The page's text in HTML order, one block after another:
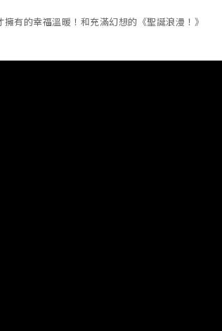
有的幸福溫暖！和充滿幻想的《聖誕浪漫！》